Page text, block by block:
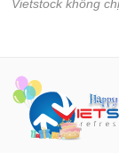
Vietstock không
Dữ